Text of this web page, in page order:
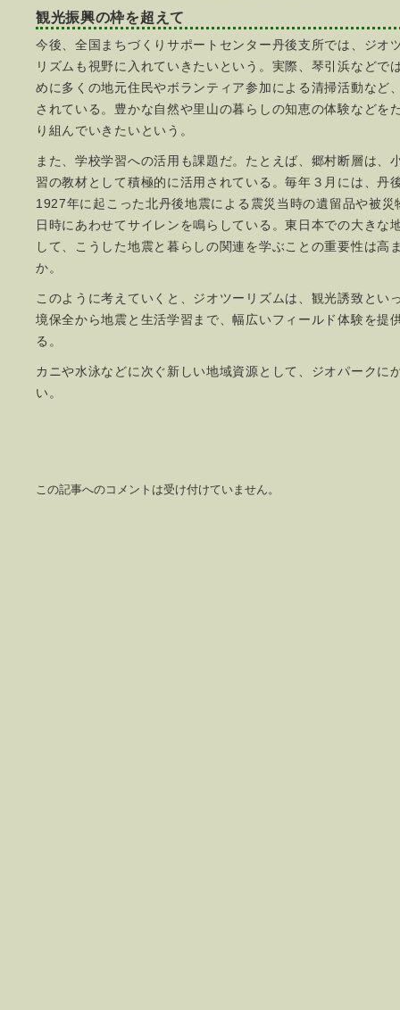
観光振興の枠を超えて
今後、全国まちづくりサポートセンター丹後支所では、ジオ
リズムも視野に入れていきたいという。実際、琴引浜などで
めに多くの地元住民やボランティア参加による清掃活動など
されている。豊かな自然や里山の暮らしの知恵の体験などを
り組んでいきたいという。
また、学校学習への活用も課題だ。たとえば、郷村断層は、
習の教材として積極的に活用されている。毎年３月には、丹
1927年に起こった北丹後地震による震災当時の遺留品や被
日時にあわせてサイレンを鳴らしている。東日本での大きな
して、こうした地震と暮らしの関連を学ぶことの重要性は高
か。
このように考えていくと、ジオツーリズムは、観光誘致とい
境保全から地震と生活学習まで、幅広いフィールド体験を提
る。
カニや水泳などに次ぐ新しい地域資源として、ジオパークに
い。
この記事へのコメントは受け付けていません。